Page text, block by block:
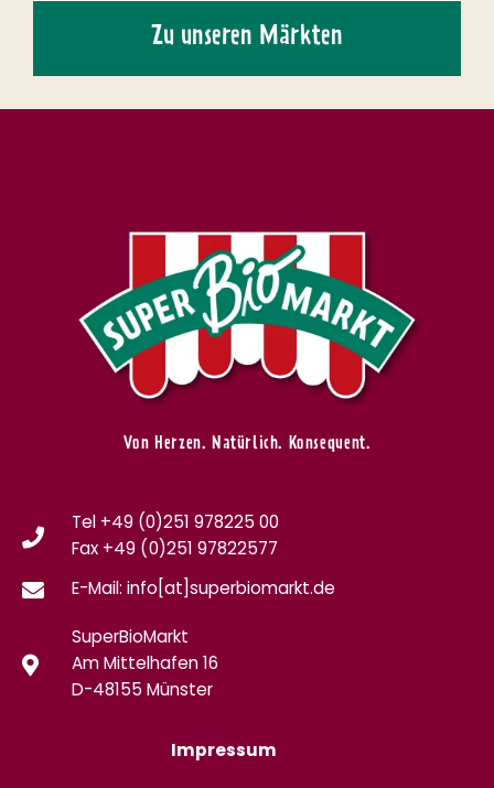
Zu unseren Märkten
Von Herzen. Natürlich. Konsequent.
Tel +49 (0)251 978225 00
Fax +49 (0)251 97822577
E-Mail: info[at]superbiomarkt.de
SuperBioMarkt
Am Mittelhafen 16
D-48155 Münster
Impressum